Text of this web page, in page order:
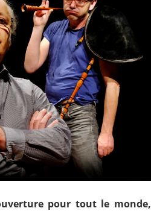
pour tout le monde,